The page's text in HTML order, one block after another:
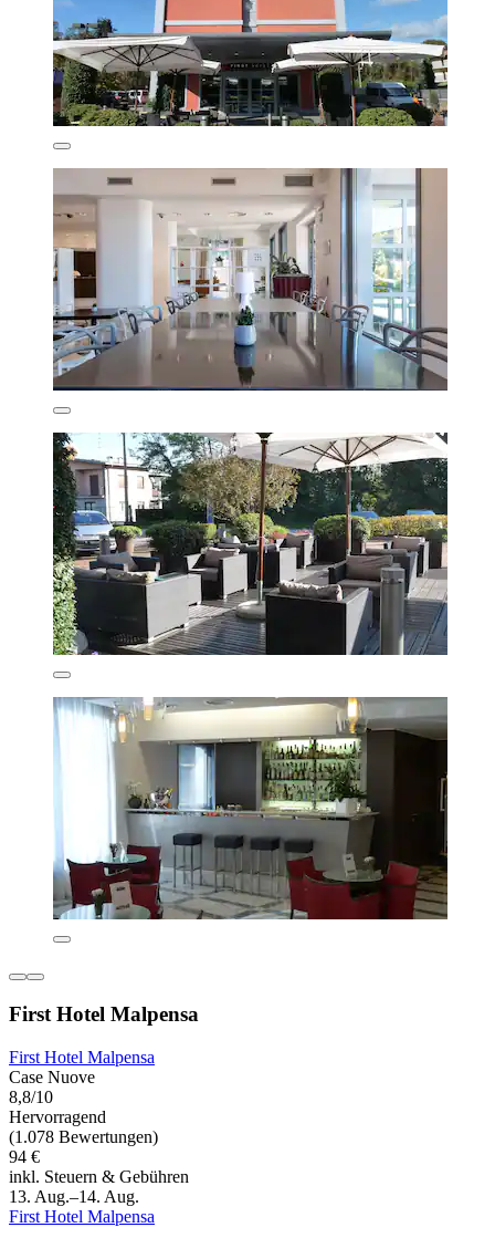
First Hotel Malpensa
First Hotel Malpensa
Case Nuove
8,8/10
Hervorragend
(1.078 Bewertungen)
94 €
inkl. Steuern & Gebühren
13. Aug.–14. Aug.
First Hotel Malpensa